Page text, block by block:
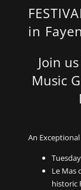
in
Join
Music
An
Le Mas
historic